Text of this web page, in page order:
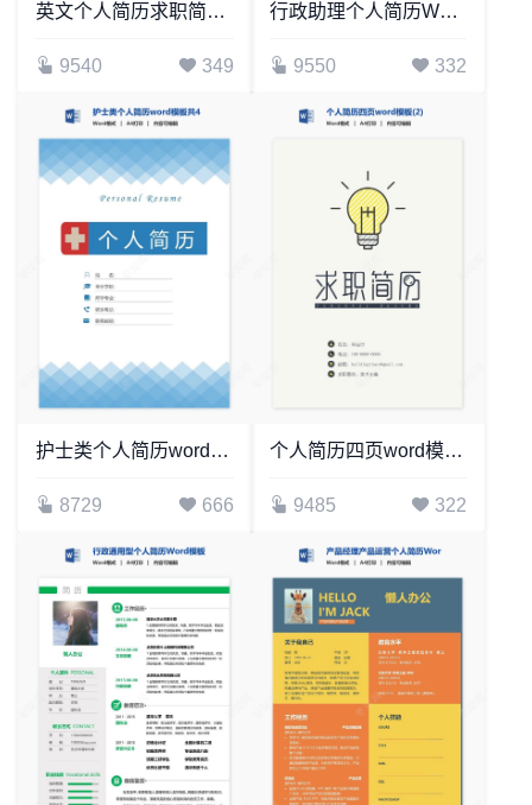
英文个人简历求职简历word模板共2页(2)
9540 349
行政助理个人简历Word模板
9550 332
护士类个人简历word模板共4页(7)
8729 666
个人简历四页word模板(2)
9485 322